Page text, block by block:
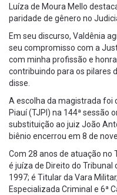
Luíza de Moura Mello
paridade de gênero no
Em seu discurso, Valdênia
seu compromisso com a
com minha profissão e
contribuindo para os pilares
disse.
A escolha da magistrada foi
Piauí (TJPI) na 144ª sessão
substituição ao juiz João
biênio encerrou em 8 de
Com 28 anos de atuação no
é juíza de Direito do Tribunal
1997; é Titular da Vara
Especializada Criminal e 6ª